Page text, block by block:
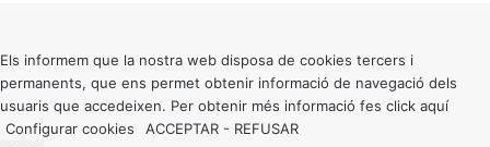
button
Els informem que la nostra web disposa de cookies tercers i
permanents, que ens permet obtenir informació de navegació dels
usuaris que accedeixen. Per obtenir més informació fes click aquí
Configurar cookies
ACCEPTAR - REFUSAR